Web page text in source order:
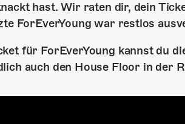
hast. Wir raten dir, dein
ForEverYoung war restlos
für ForEverYoung kannst du
auch den House Floor in der